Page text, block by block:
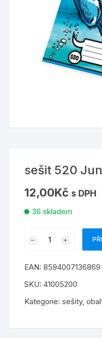
sešit 520
12,00Kč s DPH
36 skladem
množství
EAN:8594007136869
SKU:41005200
Kategorie:sešity,